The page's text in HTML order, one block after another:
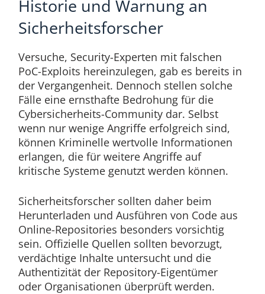
Historie und Warnung an
Sicherheitsforscher
Versuche, Security-Experten mit falschen
PoC-Exploits hereinzulegen, gab es bereits in
der Vergangenheit. Dennoch stellen solche
Fälle eine ernsthafte Bedrohung für die
Cybersicherheits-Community dar. Selbst
wenn nur wenige Angriffe erfolgreich sind,
können Kriminelle wertvolle Informationen
erlangen, die für weitere Angriffe auf
kritische Systeme genutzt werden können.
Sicherheitsforscher sollten daher beim
Herunterladen und Ausführen von Code aus
Online-Repositories besonders vorsichtig
sein. Offizielle Quellen sollten bevorzugt,
verdächtige Inhalte untersucht und die
Authentizität der Repository-Eigentümer
oder Organisationen überprüft werden.